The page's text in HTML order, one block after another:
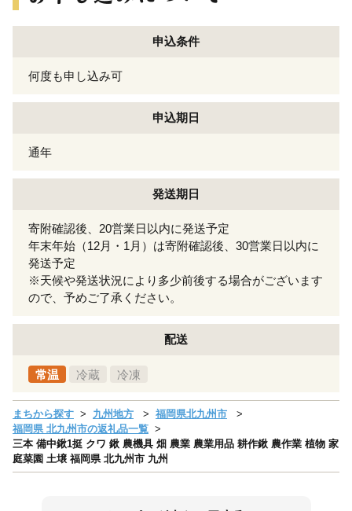
申込条件
何度も申し込み可
申込期日
通年
発送期日
寄附確認後、20営業日以内に発送予定
年末年始（12月・1月）は寄附確認後、30営業日以内に
発送予定
※天候や発送状況により多少前後する場合がございます
ので、予めご了承ください。
配送
常温 冷蔵 冷凍
まちから探す 九州地方
福岡県北九州市
福岡県 北九州市の返礼品一覧
三本 備中鍬1挺 クワ 鍬 農機具 畑 農業 農業用品 耕作鍬 農作業 植物 家
庭菜園 土壌 福岡県 北九州市 九州